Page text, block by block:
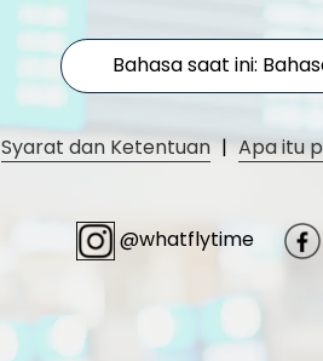
Bahasa saat ini:
Syarat dan Ketentuan | Apa itu
@whatflytime